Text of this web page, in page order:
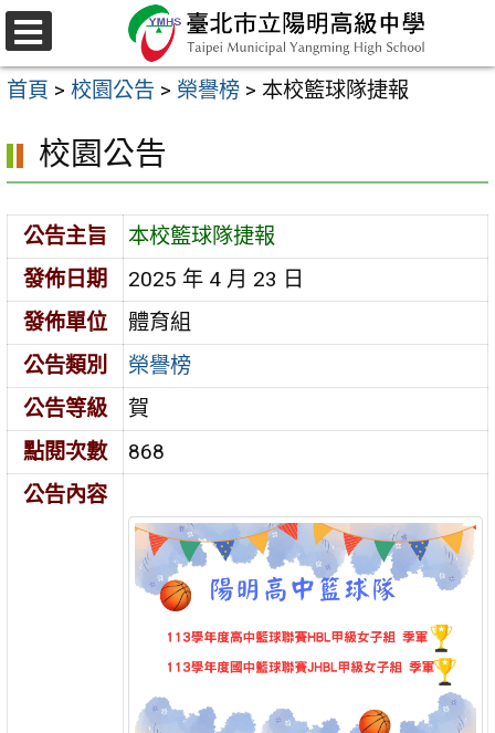
跳
至
主
內
容
區
選
單
首頁 > 校園公告 > 榮譽榜 > 本校籃球隊捷報
校園公告
公告主旨
本校籃球隊捷報
發佈日期
2025 年 4 月 23 日
發佈單位
體育組
公告類別
榮譽榜
公告等級
賀
點閱次數
868
公告內容